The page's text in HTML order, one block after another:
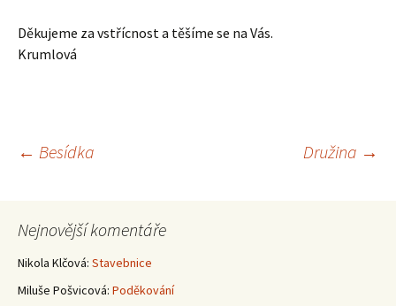
Děkujeme za vstřícnost a těšíme se na Vás.
Krumlová
Navigace
pro
příspěvky
← Besídka Družina →
Nejnovější komentáře
Nikola Klčová: Stavebnice
Miluše Pošvicová: Poděkování